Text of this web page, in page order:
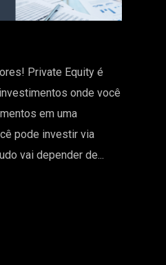
Private Equity é
onde você
em uma
pode investir via
vai depender de...